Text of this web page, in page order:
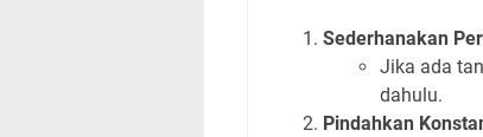
Sederhanakan
Jika ada
dahulu.
Pindahkan